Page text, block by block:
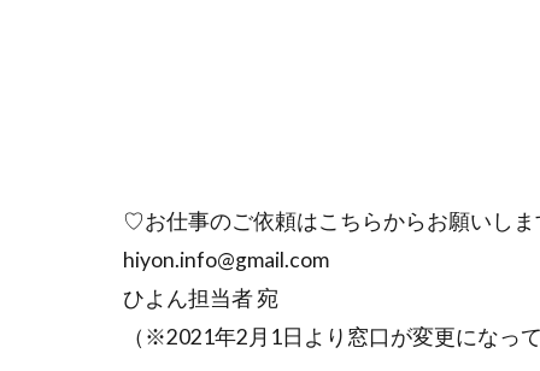
♡お仕事のご依頼はこちらからお願いしま
hiyon.info@gmail.com
ひよん担当者 宛
（※2021年2月1日より窓口が変更になっ